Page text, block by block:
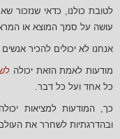
לטובת כולנו, כדאי שנזכור
עושה על סמך המוצא או
אנחנו לא יכולים להכיר
מודעות לאמת הזאת יכולה
כל אחד ועל כל דבר.
כך, המודעות למציאות
ובהדרגתיות לשחרר את העולם